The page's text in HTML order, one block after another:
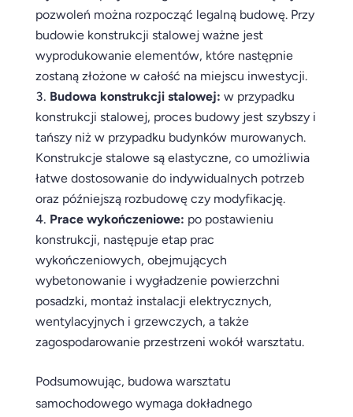
pozwoleń można rozpocząć legalną budowę. Przy
budowie konstrukcji stalowej ważne jest
wyprodukowanie elementów, które następnie
zostaną złożone w całość na miejscu inwestycji.
Budowa konstrukcji stalowej: w przypadku
konstrukcji stalowej, proces budowy jest szybszy i
tańszy niż w przypadku budynków murowanych.
Konstrukcje stalowe są elastyczne, co umożliwia
łatwe dostosowanie do indywidualnych potrzeb
oraz późniejszą rozbudowę czy modyfikację.
Prace wykończeniowe: po postawieniu
konstrukcji, następuje etap prac
wykończeniowych, obejmujących
wybetonowanie i wygładzenie powierzchni
posadzki, montaż instalacji elektrycznych,
wentylacyjnych i grzewczych, a także
zagospodarowanie przestrzeni wokół warsztatu.
Podsumowując, budowa warsztatu
samochodowego wymaga dokładnego